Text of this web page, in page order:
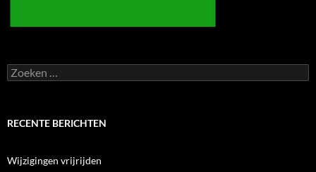
Zoeken
naar:
RECENTE BERICHTEN
Wijzigingen vrijrijden